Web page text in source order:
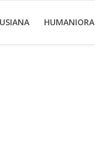
HUMANIORA